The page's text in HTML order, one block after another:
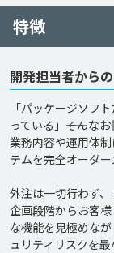
特徴
開発担当者から
「パッケージソフ
っている」――そん
業務内容や運用体
テムを完全オーダー
外注は一切行わず、
企画段階からお客
な機能を見極めな
ュリティリスクを最